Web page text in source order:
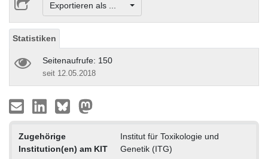
Exportieren als ...
Statistiken
Seitenaufrufe: 150
seit 12.05.2018
Zugehörige
Institution(en) am KIT
Institut für Toxikologie und
Genetik (ITG)